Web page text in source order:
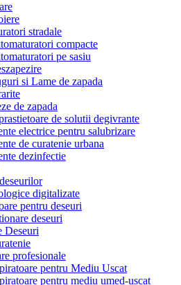
stradale
compacte
pe sasiu
si Lame de zapada
de zapada
de solutii degivrante
electrice pentru salubrizare
de curatenie urbana
dezinfectie
digitalizate
pentru deseuri
deseuri
Deseuri
profesionale
pentru Mediu Uscat
pentru mediu umed-uscat